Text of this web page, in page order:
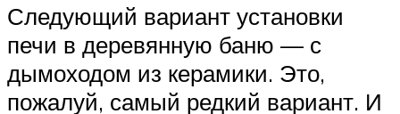
Следующий вариант установки
печи в деревянную баню — с
дымоходом из керамики. Это,
пожалуй, самый редкий вариант. И